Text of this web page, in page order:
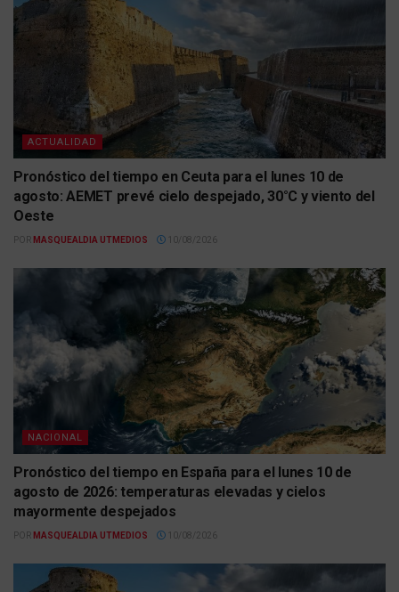
ACTUALIDAD
Pronóstico del tiempo en Ceuta para el lunes 10 de
agosto: AEMET prevé cielo despejado, 30°C y viento del
Oeste
POR MASQUEALDIA UTMEDIOS 10/08/2026
NACIONAL
Pronóstico del tiempo en España para el lunes 10 de
agosto de 2026: temperaturas elevadas y cielos
mayormente despejados
POR MASQUEALDIA UTMEDIOS 10/08/2026